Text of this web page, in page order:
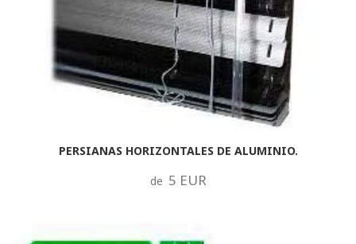
PERSIANAS HORIZONTALES DE ALUMINIO.
de 5 EUR